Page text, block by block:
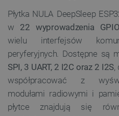
Płytka NULA DeepSleep
w 22 wyprowadzenia GPIO
wielu interfejsów
peryferyjnych. Dostępne są
SPI, 3 UART, 2 I2C oraz 2 I2S,
współpracować z
modułami radiowymi i
płytce znajdują się